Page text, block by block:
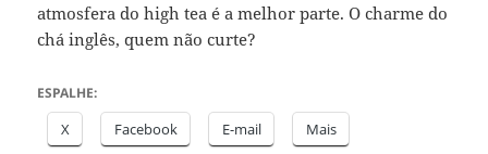
atmosfera do high tea é a melhor parte. O charme do
chá inglês, quem não curte?
ESPALHE:
X Facebook E-mail Mais